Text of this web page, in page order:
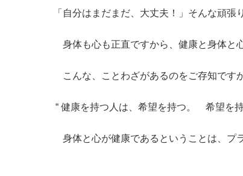
「自分はまだまだ、大丈夫！」そんな頑張
身体も心も正直ですから、健康と身体と心
こんな、ことわざがあるのをご存知です
“ 健康を持つ人は、希望を持つ。 希望を持
身体と心が健康であるということは、プ